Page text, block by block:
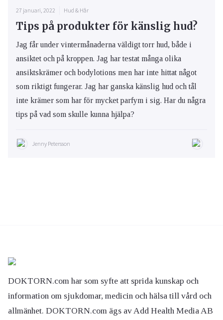
27 januari, 2022 Hud & Hår
Tips på produkter för känslig hud?
Jag får under vintermånaderna väldigt torr hud, både i
ansiktet och på kroppen. Jag har testat många olika
ansiktskrämer och bodylotions men har inte hittat något
som riktigt fungerar. Jag har ganska känslig hud och tål
inte krämer som har för mycket parfym i sig. Har du några
tips på vad som skulle kunna hjälpa?
Jenny Petersson
DOKTORN.com har som syfte att sprida kunskap och
information om sjukdomar, medicin och hälsa till vård och
allmänhet. DOKTORN.com ägs av Add Health Media AB